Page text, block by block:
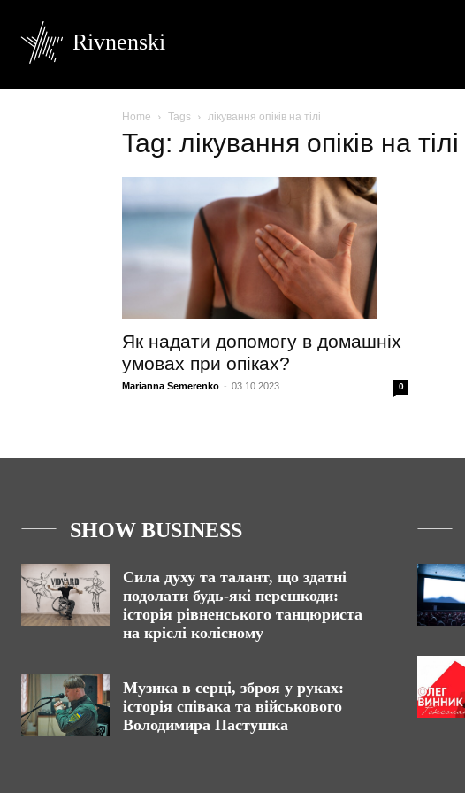
Rivnenski
Home Tags лікування опіків на тілі
Tag: лікування опіків на тілі
Як надати допомогу в домашніх
умовах при опіках?
Marianna Semerenko - 03.10.2023 0
SHOW BUSINESS
Сила духу та талант, що здатні
подолати будь-які перешкоди:
історія рівненського танцюриста
на кріслі колісному
Музика в серці, зброя у руках:
історія співака та військового
Володимира Пастушка